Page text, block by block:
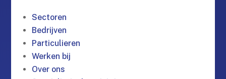
Sectoren
Bedrijven
Particulieren
Werken bij
Over ons